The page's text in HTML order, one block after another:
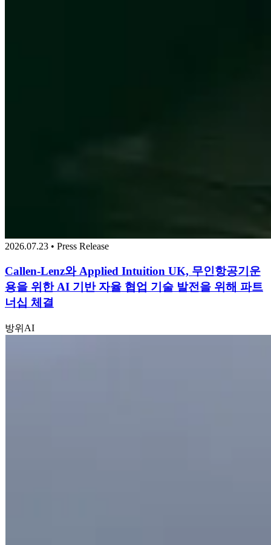
2026.07.23 • Press Release
Callen-Lenz와 Applied Intuition UK, 무인항공기운
용을 위한 AI 기반 자율 협업 기술 발전을 위해 파트
너십 체결
방위 AI